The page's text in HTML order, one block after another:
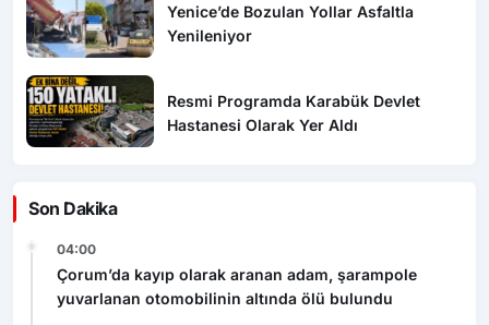
Yenice’de Bozulan Yollar Asfaltla
Yenileniyor
Resmi Programda Karabük Devlet
Hastanesi Olarak Yer Aldı
Son Dakika
04:00
Çorum’da kayıp olarak aranan adam, şarampole
yuvarlanan otomobilinin altında ölü bulundu